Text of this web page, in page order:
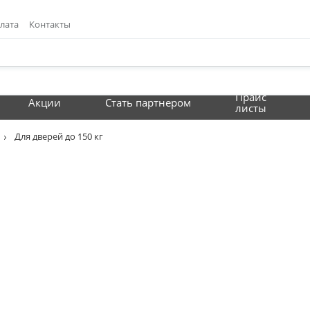
Контакты
Акции Стать партнером
Прайс
листы
Для дверей до 150 кг